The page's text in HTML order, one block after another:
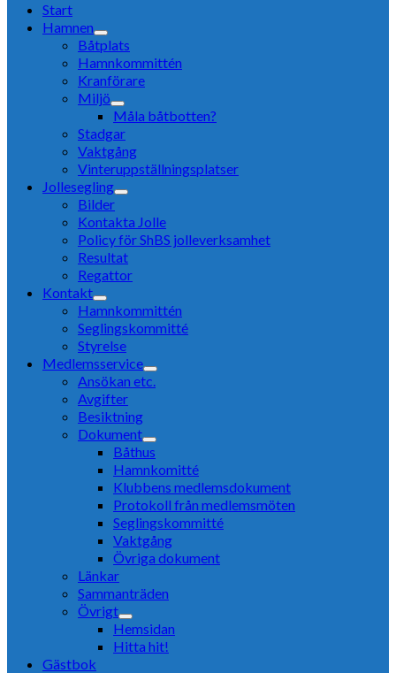
Start
Hamnen
Båtplats
Hamnkommittén
Kranförare
Miljö
Måla båtbotten?
Stadgar
Vaktgång
Vinteruppställningsplatser
Jollesegling
Bilder
Kontakta Jolle
Policy för ShBS jolleverksamhet
Resultat
Regattor
Kontakt
Hamnkommittén
Seglingskommitté
Styrelse
Medlemsservice
Ansökan etc.
Avgifter
Besiktning
Dokument
Båthus
Hamnkomitté
Klubbens medlemsdokument
Protokoll från medlemsmöten
Seglingskommitté
Vaktgång
Övriga dokument
Länkar
Sammanträden
Övrigt
Hemsidan
Hitta hit!
Gästbok